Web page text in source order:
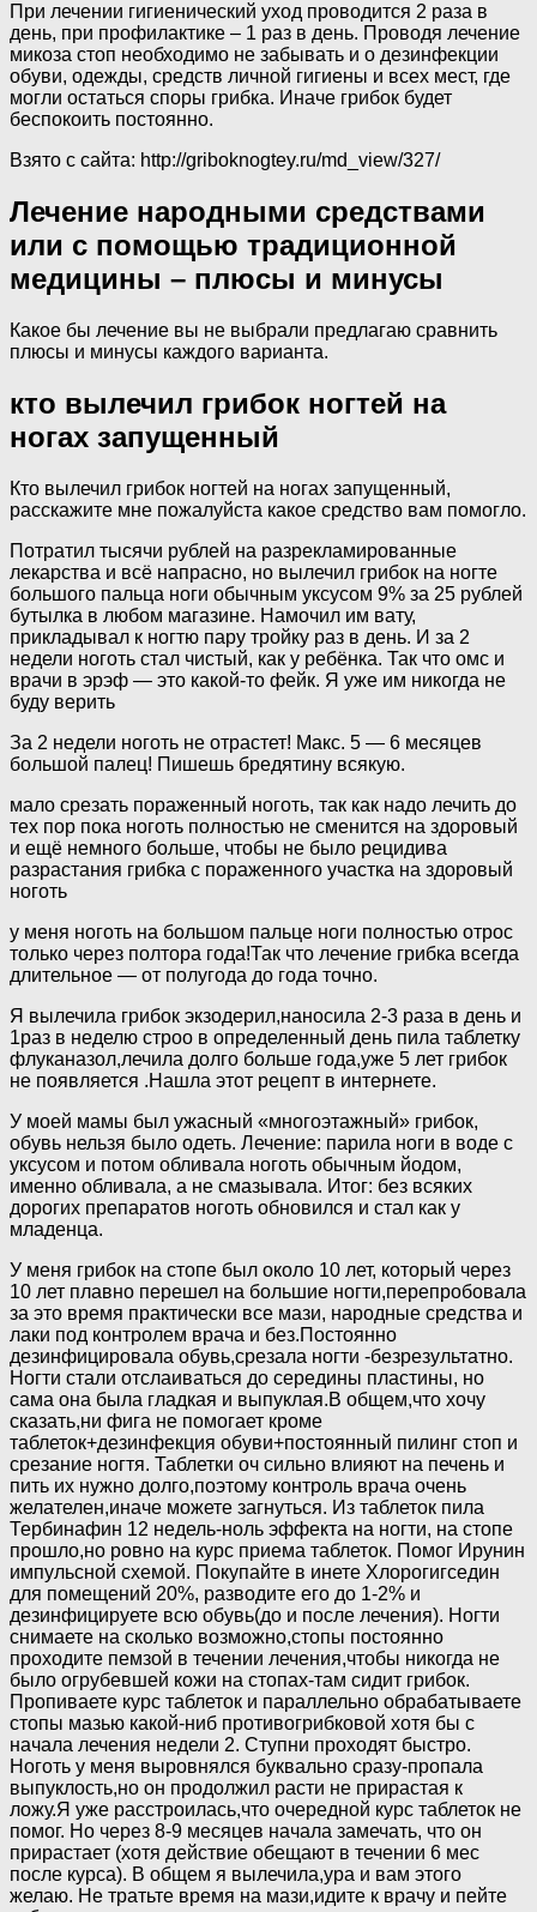
При лечении гигиенический уход проводится 2 раза в
день, при профилактике – 1 раз в день. Проводя лечение
микоза стоп необходимо не забывать и о дезинфекции
обуви, одежды, средств личной гигиены и всех мест, где
могли остаться споры грибка. Иначе грибок будет
беспокоить постоянно.
Взято с сайта: http://griboknogtey.ru/md_view/327/
Лечение народными средствами
или с помощью традиционной
медицины – плюсы и минусы
Какое бы лечение вы не выбрали предлагаю сравнить
плюсы и минусы каждого варианта.
кто вылечил грибок ногтей на
ногах запущенный
Кто вылечил грибок ногтей на ногах запущенный,
расскажите мне пожалуйста какое средство вам помогло.
Потратил тысячи рублей на разрекламированные
лекарства и всё напрасно, но вылечил грибок на ногте
большого пальца ноги обычным уксусом 9% за 25 рублей
бутылка в любом магазине. Намочил им вату,
прикладывал к ногтю пару тройку раз в день. И за 2
недели ноготь стал чистый, как у ребёнка. Так что омс и
врачи в эрэф — это какой-то фейк. Я уже им никогда не
буду верить
За 2 недели ноготь не отрастет! Макс. 5 — 6 месяцев
большой палец! Пишешь бредятину всякую.
мало срезать пораженный ноготь, так как надо лечить до
тех пор пока ноготь полностью не сменится на здоровый
и ещё немного больше, чтобы не было рецидива
разрастания грибка с пораженного участка на здоровый
ноготь
у меня ноготь на большом пальце ноги полностью отрос
только через полтора года!Так что лечение грибка всегда
длительное — от полугода до года точно.
Я вылечила грибок экзодерил,наносила 2-3 раза в день и
1раз в неделю строо в определенный день пила таблетку
флуканазол,лечила долго больше года,уже 5 лет грибок
не появляется .Нашла этот рецепт в интернете.
У моей мамы был ужасный «многоэтажный» грибок,
обувь нельзя было одеть. Лечение: парила ноги в воде с
уксусом и потом обливала ноготь обычным йодом,
именно обливала, а не смазывала. Итог: без всяких
дорогих препаратов ноготь обновился и стал как у
младенца.
У меня грибок на стопе был около 10 лет, который через
10 лет плавно перешел на большие ногти,перепробовала
за это время практически все мази, народные средства и
лаки под контролем врача и без.Постоянно
дезинфицировала обувь,срезала ногти -безрезультатно.
Ногти стали отслаиваться до середины пластины, но
сама она была гладкая и выпуклая.В общем,что хочу
сказать,ни фига не помогает кроме
таблеток+дезинфекция обуви+постоянный пилинг стоп и
срезание ногтя. Таблетки оч сильно влияют на печень и
пить их нужно долго,поэтому контроль врача очень
желателен,иначе можете загнуться. Из таблеток пила
Тербинафин 12 недель-ноль эффекта на ногти, на стопе
прошло,но ровно на курс приема таблеток. Помог Ирунин
импульсной схемой. Покупайте в инете Хлорогигседин
для помещений 20%, разводите его до 1-2% и
дезинфицируете всю обувь(до и после лечения). Ногти
снимаете на сколько возможно,стопы постоянно
проходите пемзой в течении лечения,чтобы никогда не
было огрубевшей кожи на стопах-там сидит грибок.
Пропиваете курс таблеток и параллельно обрабатываете
стопы мазью какой-ниб противогрибковой хотя бы с
начала лечения недели 2. Ступни проходят быстро.
Ноготь у меня выровнялся буквально сразу-пропала
выпуклость,но он продолжил расти не прирастая к
ложу.Я уже расстроилась,что очередной курс таблеток не
помог. Но через 8-9 месяцев начала замечать, что он
прирастает (хотя действие обещают в течении 6 мес
после курса). В общем я вылечила,ура и вам этого
желаю. Не тратьте время на мази,идите к врачу и пейте